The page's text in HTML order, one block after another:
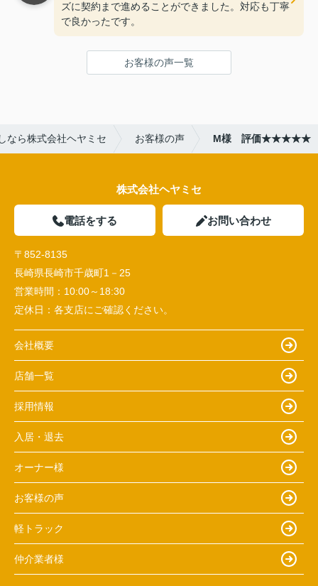
ズに契約まで進めることができました。対応も丁寧
で良かったです。
お客様の声一覧
なら株式会社ヘヤミセ お客様の声 M様 評価★★★★★
株式会社ヘヤミセ
電話をする お問い合わせ
〒852-8135
長崎県長崎市千歳町1－25
営業時間： 10:00～18:30
定休日： 各支店にご確認ください。
会社概要
店舗一覧
採用情報
入居・退去
オーナー様
お客様の声
軽トラック
仲介業者様